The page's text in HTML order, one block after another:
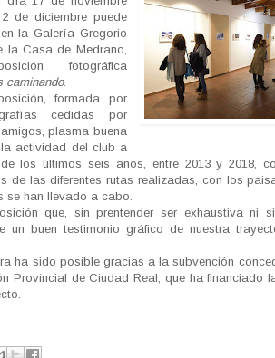
de diciembre puede
la Galería Gregorio
la Casa de Medrano,
fotográfica
caminando.
formada por
cedidas por
plasma buena
actividad del club a
los últimos seis años, entre 2013 y 2018,
de las diferentes rutas realizadas, con los
se han llevado a cabo.
que, sin prentender ser exhaustiva ni
un buen testimonio gráfico de nuestra
ha sido posible gracias a la subvención
Provincial de Ciudad Real, que ha financiado